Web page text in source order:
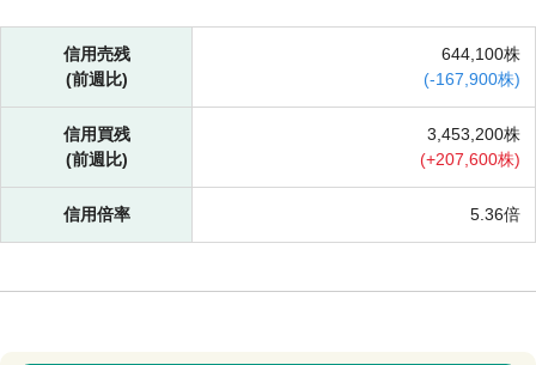
信用売残
(前週比)
644,100株
(-167,900株)
信用買残
(前週比)
3,453,200株
(+207,600株)
信用倍率 5.36倍